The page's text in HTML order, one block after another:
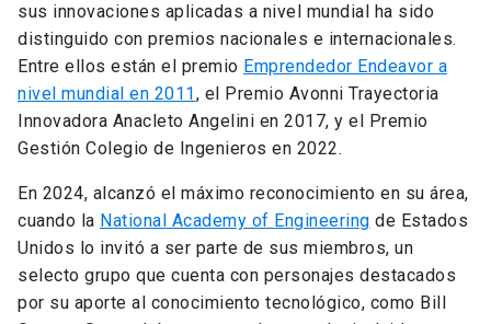
sus innovaciones aplicadas a nivel mundial ha sido
distinguido con premios nacionales e internacionales.
Entre ellos están el premio Emprendedor Endeavor a
nivel mundial en 2011, el Premio Avonni Trayectoria
Innovadora Anacleto Angelini en 2017, y el Premio
Gestión Colegio de Ingenieros en 2022.
En 2024, alcanzó el máximo reconocimiento en su área,
cuando la National Academy of Engineering de Estados
Unidos lo invitó a ser parte de sus miembros, un
selecto grupo que cuenta con personajes destacados
por su aporte al conocimiento tecnológico, como Bill